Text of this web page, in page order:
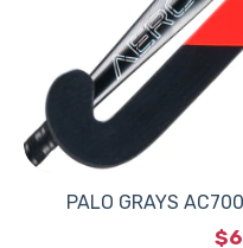
PALO GRAYS